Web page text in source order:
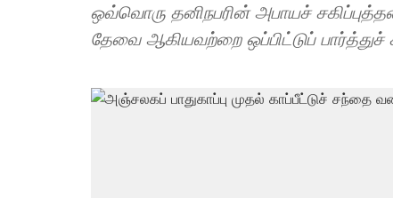
ஒவ்வொரு தனிநபரின் அபாயச்
தேவை ஆகியவற்றை ஒப்பிட்டுப் பார்த்துச்